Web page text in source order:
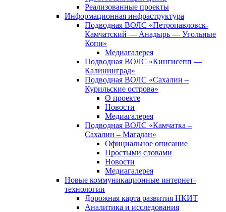
Реализованные проекты
Информационная инфраструктура
Подводная ВОЛС «Петропавловск-
Камчатский — Анадырь — Угольные
Копи»
Медиагалерея
Подводная ВОЛС «Кингисепп —
Калининград»
Подводная ВОЛС «Сахалин –
Курильские острова»
О проекте
Новости
Медиагалерея
Подводная ВОЛС «Камчатка –
Сахалин – Магадан»
Официальное описание
Простыми словами
Новости
Медиагалерея
Новые коммуникационные интернет-
технологии
Дорожная карта развития НКИТ
Аналитика и исследования